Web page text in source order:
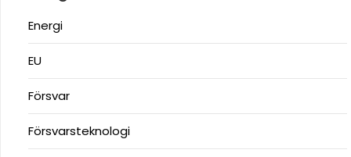
Energi
EU
Försvar
Försvarsteknologi